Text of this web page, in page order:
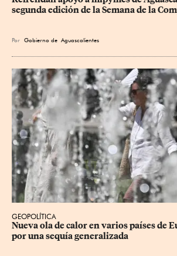
segunda edición de la Semana de la
Por Gobierno de Aguascalientes
GEOPOLÍTICA
Nueva ola de calor en varios países de
por una sequía generalizada